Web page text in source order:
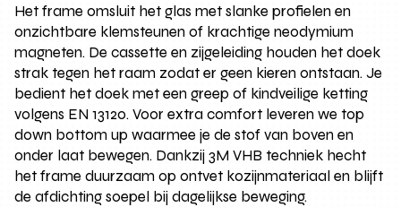
Het frame omsluit het glas met slanke profielen en
onzichtbare klemsteunen of krachtige neodymium
magneten. De cassette en zijgeleiding houden het doek
strak tegen het raam zodat er geen kieren ontstaan. Je
bedient het doek met een greep of kindveilige ketting
volgens EN 13120. Voor extra comfort leveren we top
down bottom up waarmee je de stof van boven en
onder laat bewegen. Dankzij 3M VHB techniek hecht
het frame duurzaam op ontvet kozijnmateriaal en blijft
de afdichting soepel bij dagelijkse beweging.